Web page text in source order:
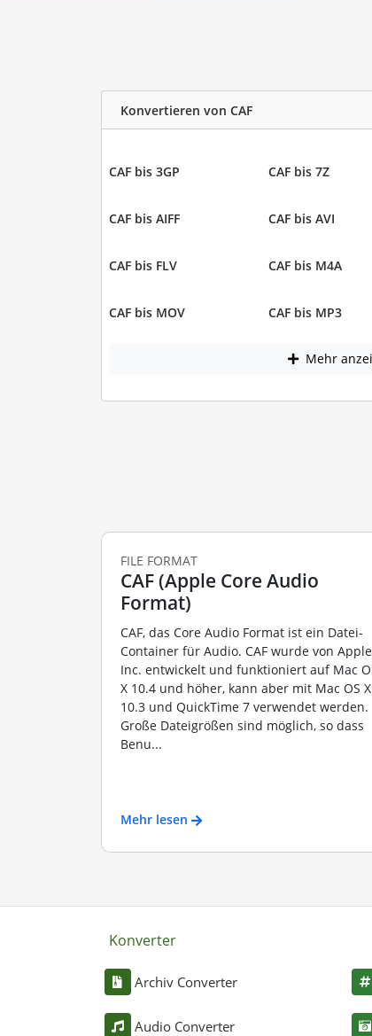
Konvertieren von CAF
CAF bis 3GP CAF bis 7Z
CAF bis AIFF CAF bis AVI
CAF bis FLV CAF bis M4A
CAF bis MOV CAF bis MP3
Mehr
FILE FORMAT
CAF (Apple Core Audio
Format)
CAF, das Core Audio Format ist ein Datei-
Container für Audio. CAF wurde von Apple
Inc. entwickelt und funktioniert auf Mac
X 10.4 und höher, kann aber mit Mac OS X
10.3 und QuickTime 7 verwendet werden.
Große Dateigrößen sind möglich, so dass
Benu...
Mehr lesen
Konverter
Archiv Converter
Audio Converter